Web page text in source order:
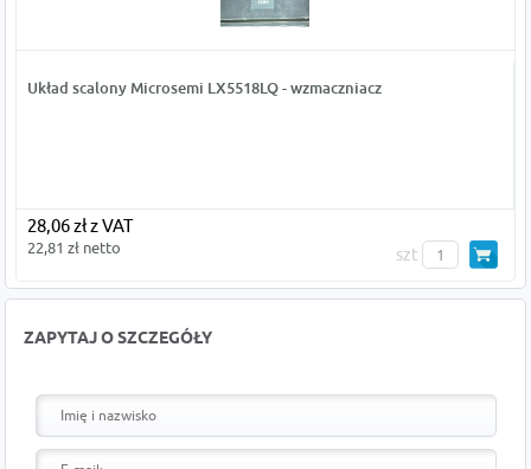
Układ scalony Microsemi LX5518LQ - wzmaczniacz
28,06 zł z VAT
22,81 zł netto szt
ZAPYTAJ O SZCZEGÓŁY